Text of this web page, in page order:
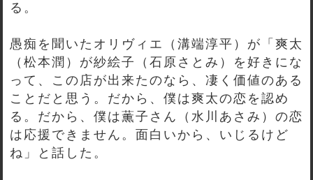
る。
愚痴を聞いたオリヴィエ（溝端淳平）が「爽太
（松本潤）が紗絵子（石原さとみ）を好きにな
って、この店が出来たのなら、凄く価値のある
ことだと思う。だから、僕は爽太の恋を認め
る。だから、僕は薫子さん（水川あさみ）の恋
は応援できません。面白いから、いじるけど
ね」と話した。